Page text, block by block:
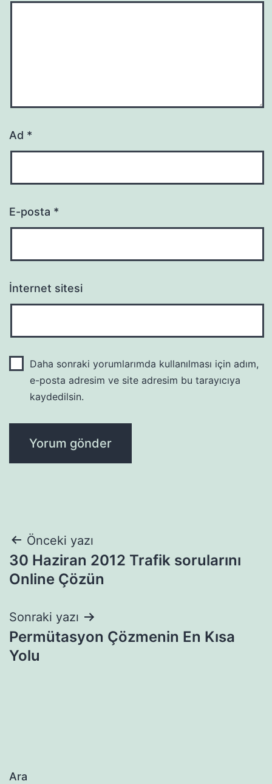
Ad *
E-posta *
İnternet sitesi
Daha sonraki yorumlarımda kullanılması için adım,
e-posta adresim ve site adresim bu tarayıcıya
kaydedilsin.
Yazı
gezinmesi
Önceki yazı
30 Haziran 2012 Trafik sorularını
Online Çözün
Sonraki yazı
Permütasyon Çözmenin En Kısa
Yolu
Ara